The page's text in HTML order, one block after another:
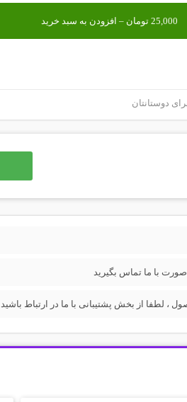
دوستانتان
با ما تماس بگیرید
، لطفا از بخش پشتیبانی با ما در ارتباط باشید